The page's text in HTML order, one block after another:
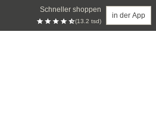
Schneller shoppen
(13.2 tsd)
in der App